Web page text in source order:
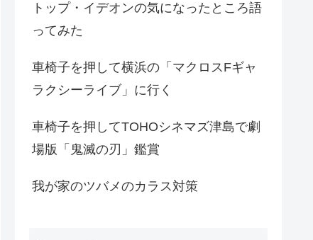
トップ・イデオンの気になったところ語
ってみた
車椅子を押して横浜の「マクロスFギャ
ラクシーライブ」に行く
車椅子を押してTOHOシネマズ津島で劇
場版「鬼滅の刃」鑑賞
我が家のツバメのカラス対策